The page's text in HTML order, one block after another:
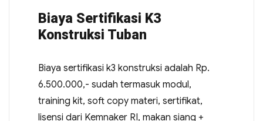
Biaya Sertifikasi K3
Konstruksi Tuban
Biaya sertifikasi k3 konstruksi adalah Rp.
6.500.000,- sudah termasuk modul,
training kit, soft copy materi, sertifikat,
lisensi dari Kemnaker RI, makan siang +